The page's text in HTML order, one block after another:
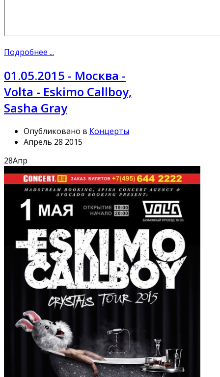
Подробнее ...
01.05.2015 - Москва -
Volta - Eskimo Callboy,
Sasha Gray
Опубликовано в Концерты
Апрель 28 2015
28Апр